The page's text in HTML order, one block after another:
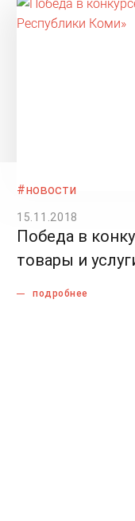
#новости
15.11.2018
Победа в
товары и
подробнее